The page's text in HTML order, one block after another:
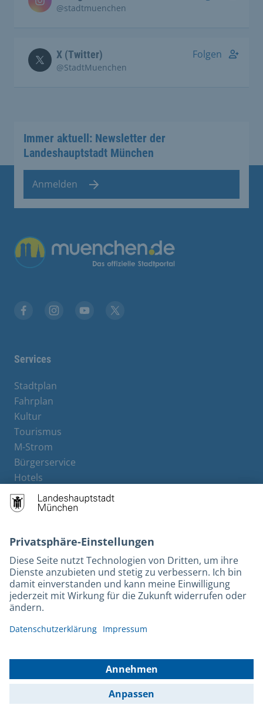
@stadtmuenchen
X (Twitter)
@StadtMuenchen
Folgen
Immer aktuell: Newsletter der
Landeshauptstadt München
Anmelden
Übergreifende Links
Services
Stadtplan
Fahrplan
Kultur
Tourismus
M-Strom
Bürgerservice
Hotels
Barrierefreiheit
Leichte Sprache
Gebärdensprache
Datenschutz
Kontakt
© 2026 Portal München Betriebs GmbH & Co. KG - Ein Service der
Landeshauptstadt München und der Stadtwerke München GmbH